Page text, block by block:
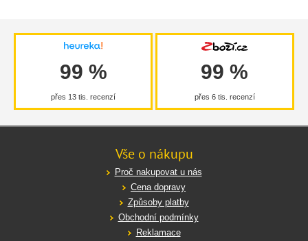
99 %
přes 13 tis. recenzí
99 %
přes 6 tis. recenzí
Vše o nákupu
Proč nakupovat u nás
Cena dopravy
Způsoby platby
Obchodní podmínky
Reklamace